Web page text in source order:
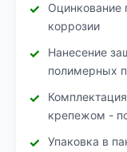
Оцинкование
коррозии
Нанесение
полимерных
крепежом -
Упаковка в